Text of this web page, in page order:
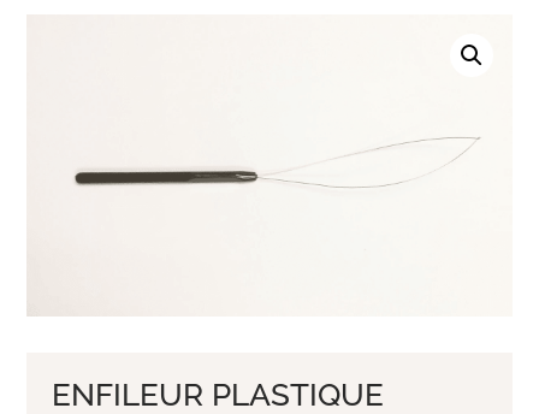
ENFILEUR PLASTIQUE